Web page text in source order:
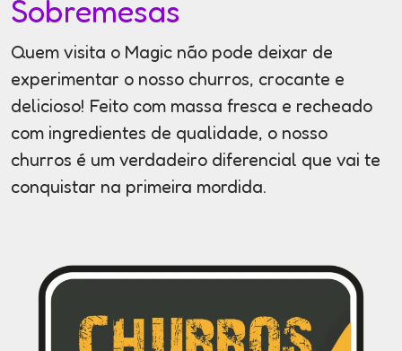
Sobremesas
Quem visita o Magic não pode deixar de
experimentar o nosso churros, crocante e
delicioso! Feito com massa fresca e recheado
com ingredientes de qualidade, o nosso
churros é um verdadeiro diferencial que vai te
conquistar na primeira mordida.